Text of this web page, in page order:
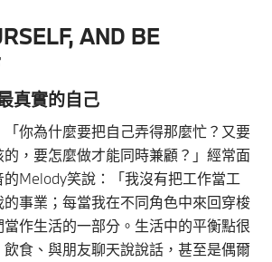
AND BE
真實的自己
你為什麼要把自己弄得那麼忙？又要
，要怎麼做才能同時兼顧？」經常面
Melody笑說：「我沒有把工作當工
事業；每當我在不同角色中來回穿梭
作生活的一部分。生活中的平衡點很
食、與朋友聊天說說話，甚至是偶爾